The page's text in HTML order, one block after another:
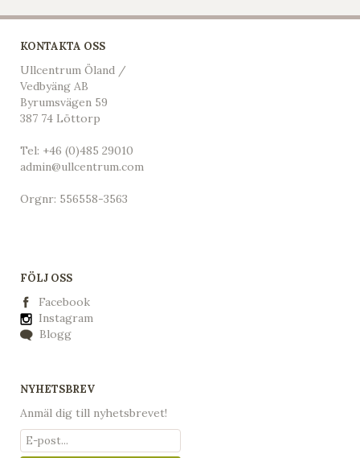
KONTAKTA OSS
Ullcentrum Öland /
Vedbyäng AB
Byrumsvägen 59
387 74 Löttorp
Tel: +46 (0)485 29010
admin@ullcentrum.com
Orgnr: 556558-3563
FÖLJ OSS
Facebook
Instagram
Blogg
NYHETSBREV
Anmäl dig till nyhetsbrevet!